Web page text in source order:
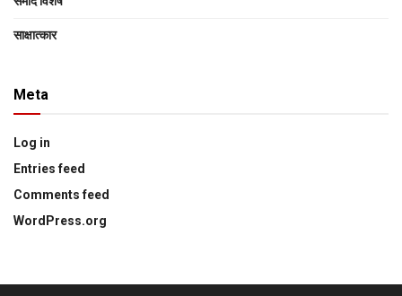
साक्षात्‍कार
Meta
Log in
Entries feed
Comments feed
WordPress.org